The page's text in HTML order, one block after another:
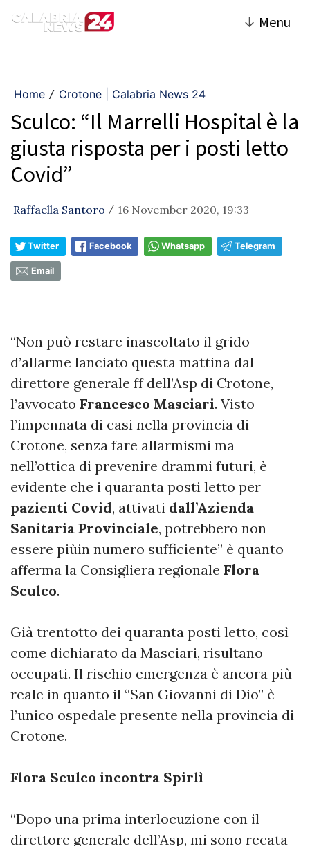
↓ Menu
Home / Crotone | Calabria News 24
Sculco: “Il Marrelli Hospital è la
giusta risposta per i posti letto
Covid”
Raffaella Santoro / 16 November 2020, 19:33
Twitter Facebook Whatsapp Telegram
Email
“Non può restare inascoltato il grido
d’allarme lanciato questa mattina dal
direttore generale ff dell’Asp di Crotone,
l’avvocato Francesco Masciari. Visto
l’impennata di casi nella provincia di
Crotone, senza fare allarmismi ma
nell’ottica di prevenire drammi futuri, è
evidente che i quaranta posti letto per
pazienti Covid, attivati dall’Azienda
Sanitaria Provinciale, potrebbero non
essere piùin numero sufficiente” è quanto
afferma la Consigliera regionale Flora
Sculco.
Già trentotto dei quaranta posti letto, così
come dichiarato da Masciari, risultano
occupati. Il rischio emergenza è ancora più
reale in quanto il “San Giovanni di Dio” è
l’unico ospedale presente nella provincia di
Crotone.
Flora Sculco incontra Spirlì
“Dopo una prima interlocuzione con il
direttore generale dell’Asp, mi sono recata